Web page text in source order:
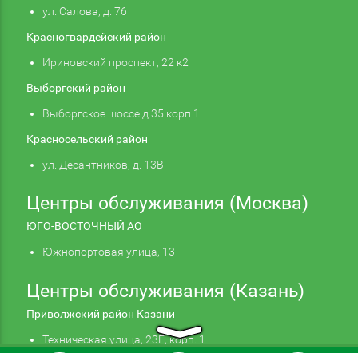
ул. Салова, д. 76
Красногвардейский район
Ириновский проспект, 22 к2
Выборгский район
Выборгское шоссе д 35 корп 1
Красносельский район
ул. Десантников, д. 13В
Центры обслуживания (Москва)
ЮГО-ВОСТОЧНЫЙ АО
Южнопортовая улица, 13
Центры обслуживания (Казань)
Приволжский район Казани
Техническая улица, 23Е, корп. 1